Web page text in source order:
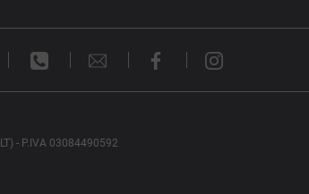
- P.IVA 03084490592